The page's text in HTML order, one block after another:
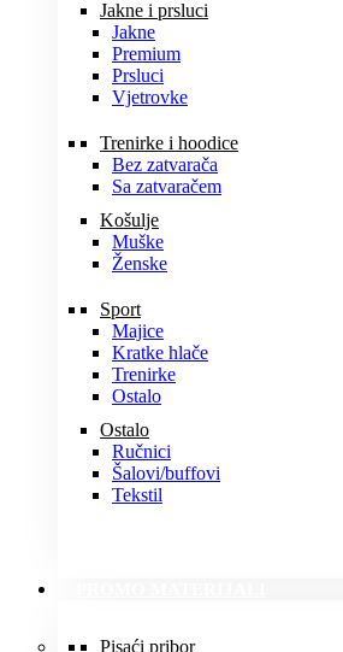
Jakne i prsluci
Jakne
Premium
Prsluci
Vjetrovke
Trenirke i hoodice
Bez zatvarača
Sa zatvaračem
Košulje
Muške
Ženske
Sport
Majice
Kratke hlače
Trenirke
Ostalo
Ostalo
Ručnici
Šalovi/buffovi
Tekstil
Pisaći pribor